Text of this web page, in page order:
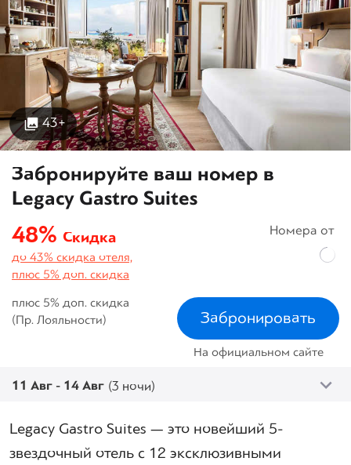
43+
Забронируйте ваш номер в
Legacy Gastro Suites
48% Скидка
до 43% скидка отеля,
плюс 5% доп. скидка
плюс 5% доп. скидка
(Пр. Лояльности)
Номера от
Забронировать
На официальном сайте
11 Авг - 14 Авг (3 ночи)
Legacy Gastro Suites — это новейший 5-
звездочный отель с 12 эксклюзивными